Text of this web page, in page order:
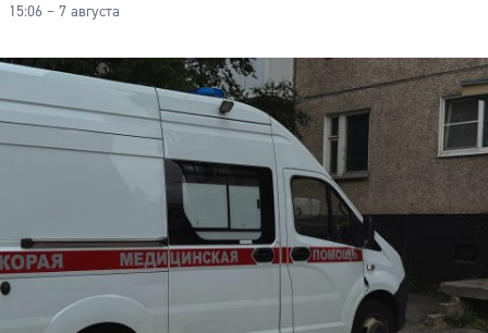
15:06 – 7 августа